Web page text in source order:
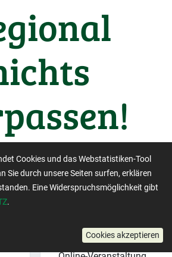
Termine aus der
Veranstaltungsformat:
Cookies und das Webstatistiken-Tool
Sie durch unsere Seiten surfen, erklären
Eine Widerspruchsmöglichkeit gibt
.
Cookies akzeptieren